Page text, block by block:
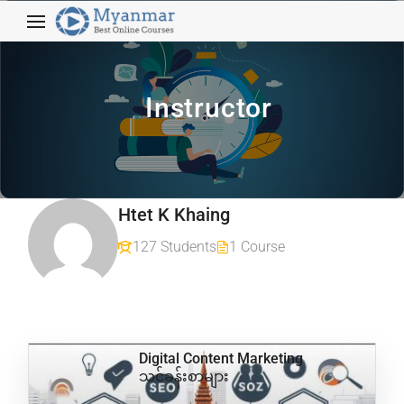
Instructor
Htet K Khaing
127 Students 1 Course
Digital Content Marketing
သင်ခန်းစာများ